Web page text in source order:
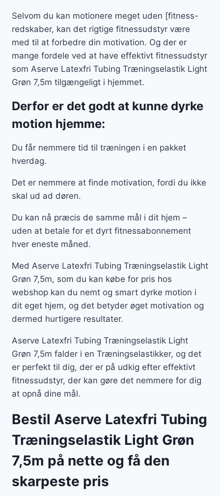
Selvom du kan motionere meget uden [fitness-
redskaber, kan det rigtige fitnessudstyr være
med til at forbedre din motivation. Og der er
mange fordele ved at have effektivt fitnessudstyr
som Aserve Latexfri Tubing Træningselastik Light
Grøn 7,5m tilgængeligt i hjemmet.
Derfor er det godt at kunne dyrke
motion hjemme:
Du får nemmere tid til træningen i en pakket
hverdag.
Det er nemmere at finde motivation, fordi du ikke
skal ud ad døren.
Du kan nå præcis de samme mål i dit hjem –
uden at betale for et dyrt fitnessabonnement
hver eneste måned.
Med Aserve Latexfri Tubing Træningselastik Light
Grøn 7,5m, som du kan købe for pris hos
webshop kan du nemt og smart dyrke motion i
dit eget hjem, og det betyder øget motivation og
dermed hurtigere resultater.
Aserve Latexfri Tubing Træningselastik Light
Grøn 7,5m falder i en Træningselastikker, og det
er perfekt til dig, der er på udkig efter effektivt
fitnessudstyr, der kan gøre det nemmere for dig
at opnå dine mål.
Bestil Aserve Latexfri Tubing
Træningselastik Light Grøn
7,5m på nette og få den
skarpeste pris